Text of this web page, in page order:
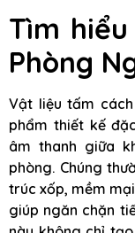
Tìm
Phòng
Vật liệu tấm
phẩm thiết kế
âm thanh giữa
phòng. Chúng
trúc xốp, mềm
giúp ngăn chặn